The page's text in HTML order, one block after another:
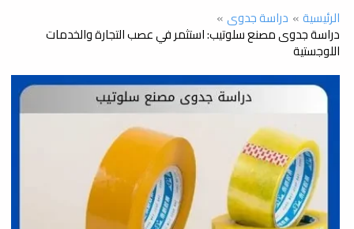
الرئيسية دراسة جدوى
دراسة جدوى مصنع سلوتيب: استثمر في عصب التجارة والخدمات
اللوجستية